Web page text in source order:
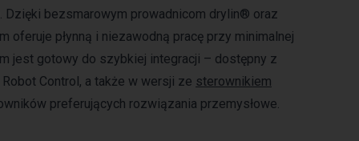
Dzięki bezsmarowym prowadnicom drylin® oraz
oferuje płynną i niezawodną pracę przy minimalnej
jest gotowy do szybkiej integracji – dostępny z
Control, a także w wersji ze sterownikiem
preferujących rozwiązania przemysłowe.